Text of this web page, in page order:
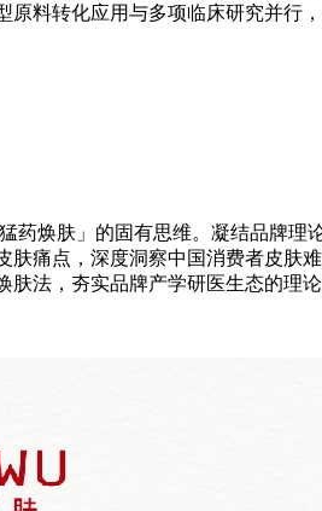
料转化应用与多项临床研究并行
焕肤」的固有思维。凝结品牌理
痛点，深度洞察中国消费者皮肤
法，夯实品牌产学研医生态的理